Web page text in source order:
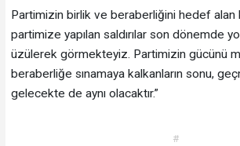
Partimizin birlik ve beraberliğini hedef alan
partimize yapılan saldırılar son dönemde
üzülerek görmekteyiz. Partimizin gücünü
beraberliğe sınamaya kalkanların sonu,
gelecekte de aynı olacaktır.”
#